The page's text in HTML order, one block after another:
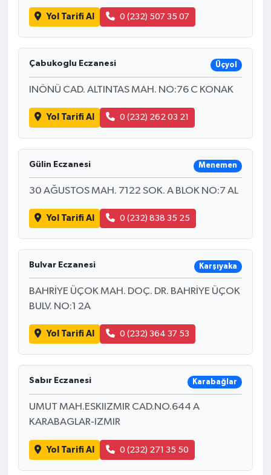
Yol Tarifi Al 0 (232) 507 35 07
Çabukoglu Eczanesi Üçyol
INÖNÜ CAD. ALTINTAS MAH. NO:76 C KONAK
Yol Tarifi Al 0 (232) 262 03 21
Gülin Eczanesi Menemen
30 AĞUSTOS MAH. 7122 SOK. A BLOK NO:7 AL
Yol Tarifi Al 0 (232) 838 35 25
Bulvar Eczanesi Karşıyaka
BAHRİYE ÜÇOK MAH. DOÇ. DR. BAHRİYE ÜÇOK
BULV. NO:1 2A
Yol Tarifi Al 0 (232) 364 37 53
Sabır Eczanesi Karabağlar
UMUT MAH.ESKIIZMIR CAD.NO.644 A
KARABAGLAR-IZMIR
Yol Tarifi Al 0 (232) 271 35 50